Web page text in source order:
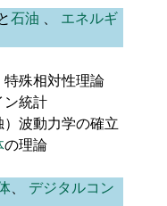
石油 、 エネルギ
殊相対性理論
ン統計
波動力学の確立
の理論
、 デジタルコン